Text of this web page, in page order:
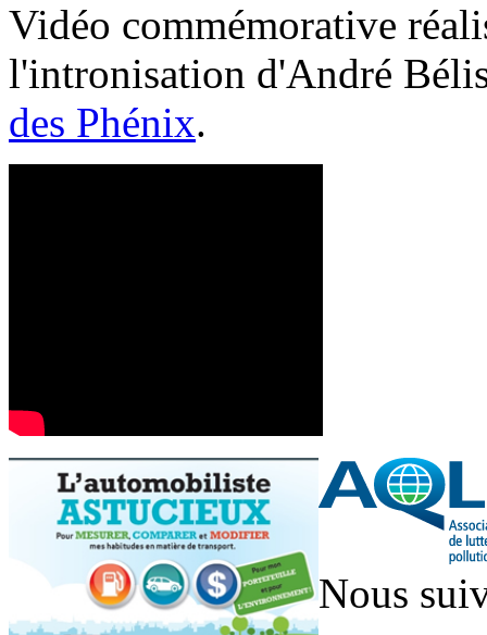
Vidéo commémorative
l'intronisation d'André
des Phénix.
Nous